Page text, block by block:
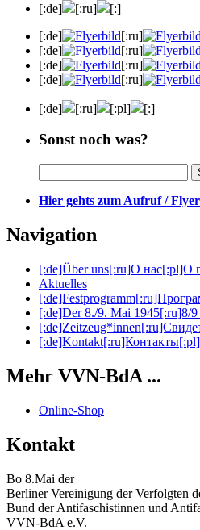
[:de] [:ru]
[:]
[:de]
[:ru]
[:de]
[:ru]
[:de]
[:ru]
[:de]
[:ru]
[:de] [:ru] [:pl] [:]
Sonst noch was?
Hier gehts zum Aufruf /
Navigation
[:de]Über uns[:ru]О нас[:pl]O
Aktuelles
[:de]Der 8./9. Mai 1945[:ru]8/
Mehr VVN-BdA ...
Online-Shop
Kontakt
Bo 8.Mai der
Berliner Vereinigung der Verfolgten
Bund der Antifaschistinnen und
VVN-BdA e.V.